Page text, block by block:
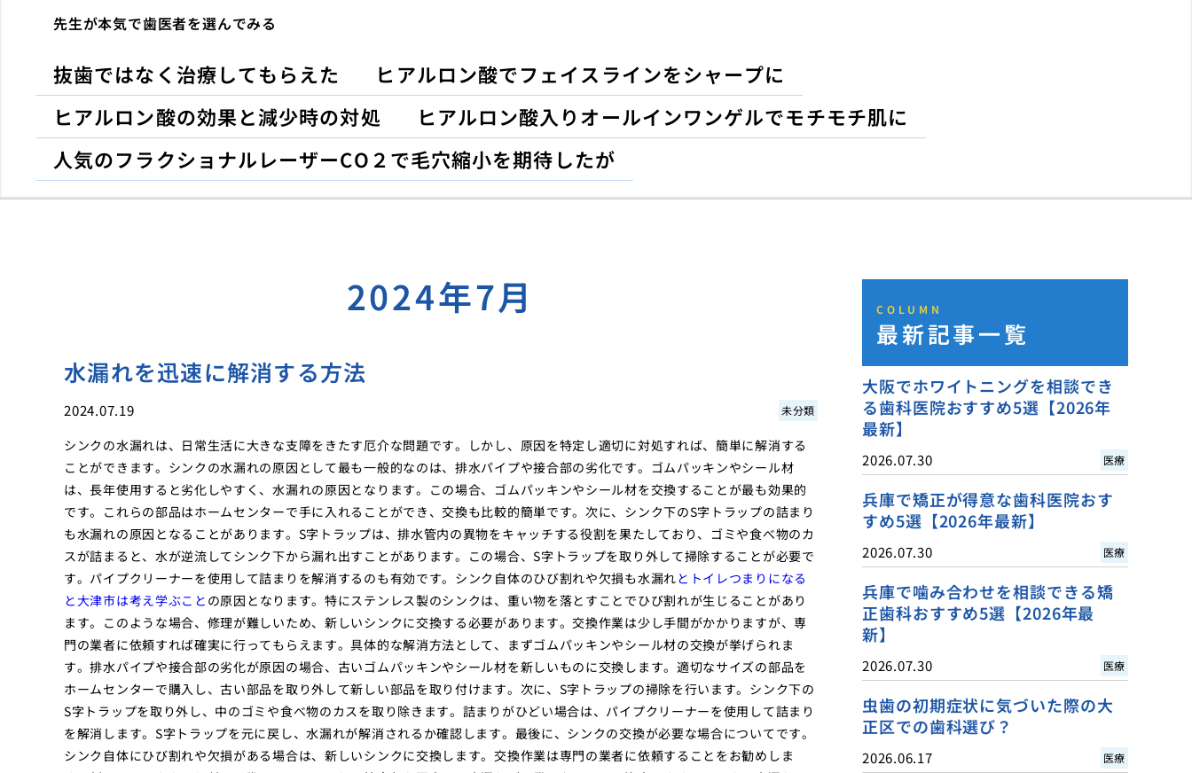
先生が本気で歯医者を選んでみる
抜歯ではなく治療してもらえた
ヒアルロン酸でフェイスラインをシャープに
ヒアルロン酸の効果と減少時の対処
ヒアルロン酸入りオールインワンゲルでモチモチ肌に
人気のフラクショナルレーザーCO２で毛穴縮小を期待したが
2024年7月
水漏れを迅速に解消する方法
2024.07.19 未分類
シンクの水漏れは、日常生活に大きな支障をきたす厄介な問題です。しかし、原因を特定し適切に対処すれば、簡単に解消する
ことができます。シンクの水漏れの原因として最も一般的なのは、排水パイプや接合部の劣化です。ゴムパッキンやシール材
は、長年使用すると劣化しやすく、水漏れの原因となります。この場合、ゴムパッキンやシール材を交換することが最も効果的
です。これらの部品はホームセンターで手に入れることができ、交換も比較的簡単です。次に、シンク下のS字トラップの詰まり
も水漏れの原因となることがあります。S字トラップは、排水管内の異物をキャッチする役割を果たしており、ゴミや食べ物のカ
スが詰まると、水が逆流してシンク下から漏れ出すことがあります。この場合、S字トラップを取り外して掃除することが必要で
す。パイプクリーナーを使用して詰まりを解消するのも有効です。シンク自体のひび割れや欠損も水漏れとトイレつまりになる
と大津市は考え学ぶこと の原因となります。特にステンレス製のシンクは、重い物を落とすことでひび割れが生じることがあり
ます。このような場合、修理が難しいため、新しいシンクに交換する必要があります。交換作業は少し手間がかかりますが、専
門の業者に依頼すれば確実に行ってもらえます。具体的な解消方法として、まずゴムパッキンやシール材の交換が挙げられま
す。排水パイプや接合部の劣化が原因の場合、古いゴムパッキンやシール材を新しいものに交換します。適切なサイズの部品を
ホームセンターで購入し、古い部品を取り外して新しい部品を取り付けます。次に、S字トラップの掃除を行います。シンク下の
S字トラップを取り外し、中のゴミや食べ物のカスを取り除きます。詰まりがひどい場合は、パイプクリーナーを使用して詰まり
を解消します。S字トラップを元に戻し、水漏れが解消されるか確認します。最後に、シンクの交換が必要な場合についてです。
シンク自体にひび割れや欠損がある場合は、新しいシンクに交換します。交換作業は専門の業者に依頼することをお勧めしま
COLUMN
最新記事一覧
大阪でホワイトニングを相談でき
る歯科医院おすすめ5選【2026年
最新】
2026.07.30 医療
兵庫で矯正が得意な歯科医院おす
すめ5選【2026年最新】
2026.07.30 医療
兵庫で噛み合わせを相談できる矯
正歯科おすすめ5選【2026年最
新】
2026.07.30 医療
虫歯の初期症状に気づいた際の大
正区での歯科選び？
2026.06.17 医療